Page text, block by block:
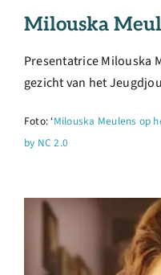
Milouska
Presentatrice Milouska
gezicht van het
Foto: ‘Milouska Meulens op
by NC 2.0